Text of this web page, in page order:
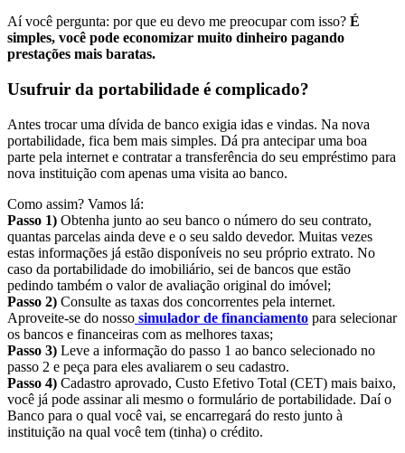
Aí você pergunta: por que eu devo me preocupar com isso? É
simples, você pode economizar muito dinheiro pagando
prestações mais baratas.
Usufruir da portabilidade é complicado?
Antes trocar uma dívida de banco exigia idas e vindas. Na nova
portabilidade, fica bem mais simples. Dá pra antecipar uma boa
parte pela internet e contratar a transferência do seu empréstimo para
nova instituição com apenas uma visita ao banco.
Como assim? Vamos lá:
Passo 1) Obtenha junto ao seu banco o número do seu contrato,
quantas parcelas ainda deve e o seu saldo devedor. Muitas vezes
estas informações já estão disponíveis no seu próprio extrato. No
caso da portabilidade do imobiliário, sei de bancos que estão
pedindo também o valor de avaliação original do imóvel;
Passo 2) Consulte as taxas dos concorrentes pela internet.
Aproveite-se do nosso simulador de financiamento para selecionar
os bancos e financeiras com as melhores taxas;
Passo 3) Leve a informação do passo 1 ao banco selecionado no
passo 2 e peça para eles avaliarem o seu cadastro.
Passo 4) Cadastro aprovado, Custo Efetivo Total (CET) mais baixo,
você já pode assinar ali mesmo o formulário de portabilidade. Daí o
Banco para o qual você vai, se encarregará do resto junto à
instituição na qual você tem (tinha) o crédito.